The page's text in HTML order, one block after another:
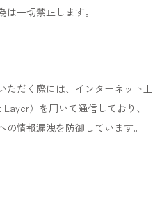
一切禁止します。
ただく際には、インターネット上
）を用いて通信しており、
情報漏洩を防御しています。